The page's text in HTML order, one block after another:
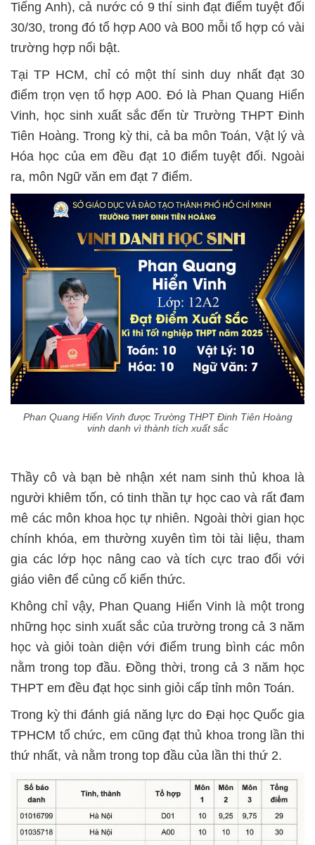
Tiếng Anh), cả nước có 9 thí sinh đạt điểm tuyệt đối
30/30, trong đó tổ hợp A00 và B00 mỗi tổ hợp có vài
trường hợp nổi bật.
Tại TP HCM, chỉ có một thí sinh duy nhất đạt 30
điểm trọn vẹn tổ hợp A00. Đó là Phan Quang Hiển
Vinh, học sinh xuất sắc đến từ Trường THPT Đinh
Tiên Hoàng. Trong kỳ thi, cả ba môn Toán, Vật lý và
Hóa học của em đều đạt 10 điểm tuyệt đối. Ngoài
ra, môn Ngữ văn em đạt 7 điểm.
Phan Quang Hiển Vinh được Trường THPT Đinh Tiên Hoàng
vinh danh vì thành tích xuất sắc
Thầy cô và bạn bè nhận xét nam sinh thủ khoa là
người khiêm tốn, có tinh thần tự học cao và rất đam
mê các môn khoa học tự nhiên. Ngoài thời gian học
chính khóa, em thường xuyên tìm tòi tài liệu, tham
gia các lớp học nâng cao và tích cực trao đổi với
giáo viên để củng cố kiến thức.
Không chỉ vậy, Phan Quang Hiển Vinh là một trong
những học sinh xuất sắc của trường trong cả 3 năm
học và giỏi toàn diện với điểm trung bình các môn
nằm trong top đầu. Đồng thời, trong cả 3 năm học
THPT em đều đạt học sinh giỏi cấp tỉnh môn Toán.
Trong kỳ thi đánh giá năng lực do Đại học Quốc gia
TPHCM tổ chức, em cũng đạt thủ khoa trong lần thi
thứ nhất, và nằm trong top đầu của lần thi thứ 2.